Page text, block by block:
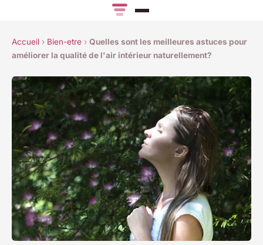
Accueil › Bien-etre › Quelles sont les meilleures astuces pour
améliorer la qualité de l'air intérieur naturellement?